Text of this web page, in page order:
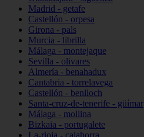
Madrid - getafe
Castellón - orpesa
Girona - pals
Murcia - librilla
Málaga - montejaque
Sevilla - olivares
Almería - benahadux
Cantabria - torrelavega
Castellón - benlloch
Santa-cruz-de-tenerife - güímar
Málaga - mollina
Bizkaia - portugalete
La-rioja - calahorra